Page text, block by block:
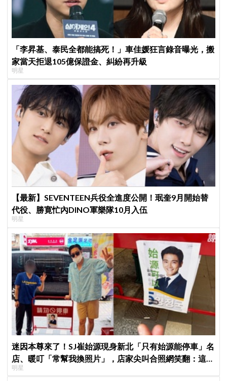
「李昇基、泰民全都能搞死！」車佳媛狂言錄音曝光，搬
家當天拒退105億保證金、糾紛再升級
明星
【最新】SEVENTEEN兵役全進度公開！珉奎9月開始替
代役、勝寛忙內DINO軍樂隊10月入伍
明星
迷因本尊來了！SJ崔始源現身新北「只有始源能停車」名
店、暖叮「常幫我換照片」，店家尖叫合照網笑翻：這輩
子不能脫粉了
明星